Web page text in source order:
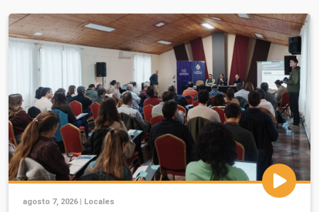
agosto 7, 2026 | Locales